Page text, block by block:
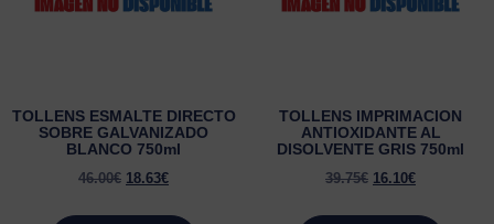
TOLLENS ESMALTE DIRECTO
SOBRE GALVANIZADO
BLANCO 750ml
46.00€ 18.63€
TOLLENS IMPRIMACION
ANTIOXIDANTE AL
DISOLVENTE GRIS 750ml
39.75€ 16.10€